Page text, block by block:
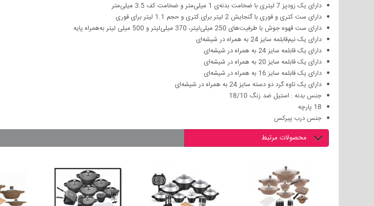
دارای یک زودپز 7 لیتری با ضخامت بدنه‌ی 1 میلی‌متر و ضخامت کف 3.5 میلی‌متر
دارای ست کتری و قوری با گنجایش 2 لیتر برای کتری و حجم 1.1 لیتر برای قوری
دارای ست قهوه جوش با طرفیت‌های 250 میلی‌لیتر، 370 میلی‌لیتر و 500 میلی لیتر به‌همراه پایه
دارای یک نیم‌قابلمه سایز 24 به همراه در شیشه‌ای
دارای یک قابلمه سایز 24 به همراه در شیشه‌ای
دارای یک قابلمه سایز 20 به همراه در شیشه‌ای
دارای یک قابلمه سایز 16 به همراه در شیشه‌ای
دارای یک تاوه گرد دو دسته سایز 24 به همراه در شیشه‌ای
جنس بدنه : استیل ضد زنگ 18/10
18 پارچه
جنس درب پیرکس
محصولات مرتبط